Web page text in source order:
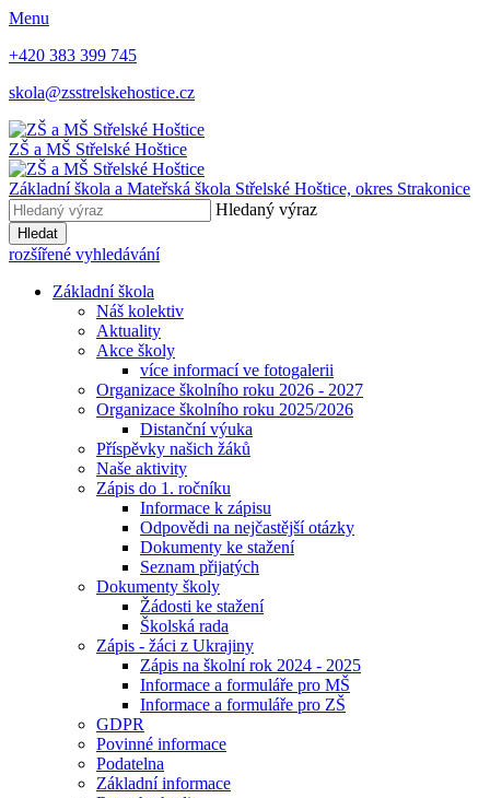
Menu
+420 383 399 745
skola@zsstrelskehostice.cz
ZŠ a MŠ Střelské Hoštice
Základní škola a Mateřská škola Střelské Hoštice, okres Strakonice
Hledaný výraz
Hledat
rozšířené vyhledávání
Základní škola
Náš kolektiv
Aktuality
Akce školy
více informací ve fotogalerii
Organizace školního roku 2026 - 2027
Organizace školního roku 2025/2026
Distanční výuka
Příspěvky našich žáků
Naše aktivity
Zápis do 1. ročníku
Informace k zápisu
Odpovědi na nejčastější otázky
Dokumenty ke stažení
Seznam přijatých
Dokumenty školy
Žádosti ke stažení
Školská rada
Zápis - žáci z Ukrajiny
Zápis na školní rok 2024 - 2025
Informace a formuláře pro MŠ
Informace a formuláře pro ZŠ
GDPR
Povinné informace
Podatelna
Základní informace